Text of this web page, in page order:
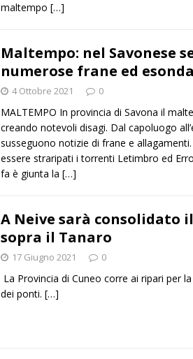
maltempo […]
Maltempo: nel Savonese
numerose frane ed
4 Ottobre 2021 0
MALTEMPO In provincia di Savona il
creando notevoli disagi. Dal capoluogo
susseguono notizie di frane e
essere straripati i torrenti Letimbro ed
fa è giunta la […]
A Neive sarà consolidato
sopra il Tanaro
17 Giugno 2021 0
La Provincia di Cuneo corre ai ripari per
dei ponti. […]